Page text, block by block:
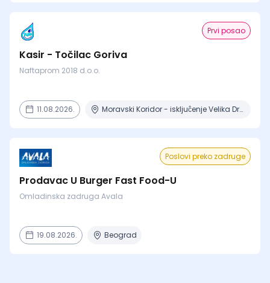
Prvi posao
Kasir - Točilac Goriva
Naftaprom 2018 d.o.o.
11.08.2026. Moravski Koridor - iskljuĉenje Velika Drenova , Militovac, Ripanj , Selevac, Azanja
Poslovi preko zadruge
Prodavac U Burger Fast Food-U
Omladinska zadruga Avala
19.08.2026. Beograd